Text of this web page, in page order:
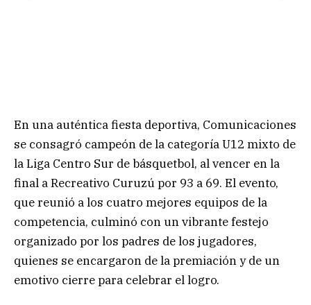
En una auténtica fiesta deportiva, Comunicaciones
se consagró campeón de la categoría U12 mixto de
la Liga Centro Sur de básquetbol, al vencer en la
final a Recreativo Curuzú por 93 a 69. El evento,
que reunió a los cuatro mejores equipos de la
competencia, culminó con un vibrante festejo
organizado por los padres de los jugadores,
quienes se encargaron de la premiación y de un
emotivo cierre para celebrar el logro.